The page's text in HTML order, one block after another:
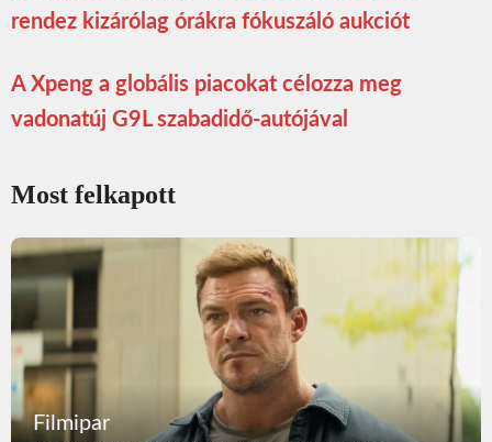
rendez kizárólag órákra fókuszáló aukciót
A Xpeng a globális piacokat célozza meg
vadonatúj G9L szabadidő-autójával
Most felkapott
Filmipar